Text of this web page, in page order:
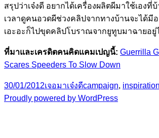
สรุปว่าเจ๋งดี อยากได้เครื่องผลิตผีมาใช้เองที่
เวลาดูคนอวดผีช่วงคลิปจากทางบ้านจะได้มี
เอะอะก็ไปขุดคลิปโบราณจากยูทูบมาฉายอยู่
ที่มาและเครดิตคนคิดแคมเปญนี้: Guerrilla
Scares Speeders To Slow Down
Posted
on
30/01/2012Categories
เจอมาเจ๋งดีTags
campaign, inspiration
Proudly powered by WordPress